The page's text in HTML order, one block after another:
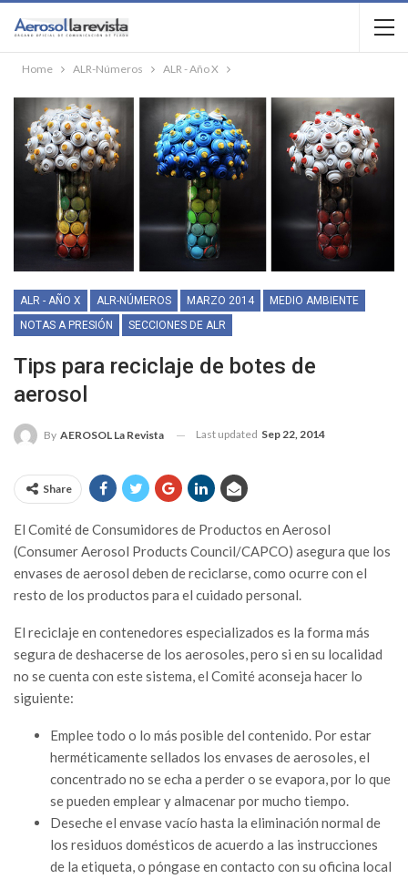
Home ALR-Números ALR - Año X
ALR - AÑO X ALR-NÚMEROS MARZO 2014
MEDIO AMBIENTE
NOTAS A PRESIÓN
SECCIONES DE ALR
Tips para reciclaje de botes de
aerosol
By AEROSOL La Revista Last updated Sep 22, 2014
Share
El Comité de Consumidores de Productos en Aerosol
(Consumer Aerosol Products Council/CAPCO) asegura que los
envases de aerosol deben de reciclarse, como ocurre con el
resto de los productos para el cuidado personal.
El reciclaje en contenedores especializados es la forma más
segura de deshacerse de los aerosoles, pero si en su localidad
no se cuenta con este sistema, el Comité aconseja hacer lo
siguiente:
Emplee todo o lo más posible del contenido. Por estar
herméticamente sellados los envases de aerosoles, el
concentrado no se echa a perder o se evapora, por lo que
se pueden emplear y almacenar por mucho tiempo.
Deseche el envase vacío hasta la eliminación normal de
los residuos domésticos de acuerdo a las instrucciones
de la etiqueta, o póngase en contacto con su oficina local